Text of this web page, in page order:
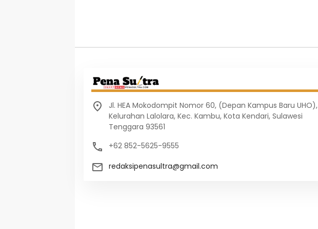
Jl. HEA Mokodompit Nomor 60, (Depan Kampus Baru UHO),
Kelurahan Lalolara, Kec. Kambu, Kota Kendari, Sulawesi
Tenggara 93561
+62 852-5625-9555
redaksipenasultra@gmail.com